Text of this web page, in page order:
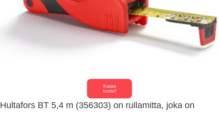
Katso
tuote!
Hultafors BT 5,4 m (356303) on rullamitta, joka on